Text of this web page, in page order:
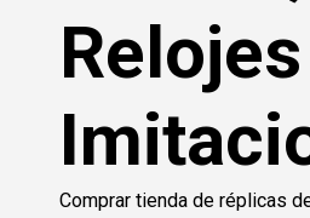
Comprar tienda de réplicas